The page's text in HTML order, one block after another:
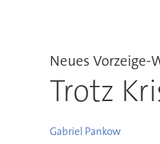
Neues Vorzeige-
Trotz
Gabriel Pankow